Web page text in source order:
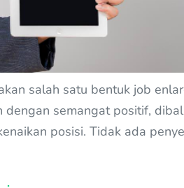
salah satu bentuk job
dengan semangat positif,
posisi. Tidak ada